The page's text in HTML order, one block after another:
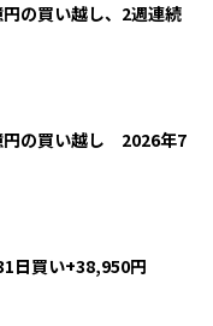
の買い越し、2週連続
円の買い越し 2026年7
日買い+38,950円